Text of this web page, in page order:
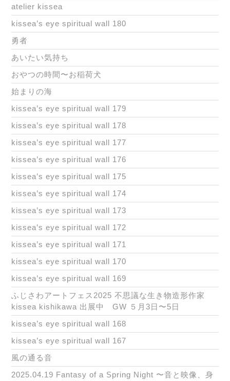
atelier kissea
kissea’s eye spiritual wall 180
勇者
あいたい気持ち
おやつの時間〜お稲荷犬
始まりの海
kissea’s eye spiritual wall 179
kissea’s eye spiritual wall 178
kissea’s eye spiritual wall 177
kissea’s eye spiritual wall 176
kissea’s eye spiritual wall 175
kissea’s eye spiritual wall 174
kissea’s eye spiritual wall 173
kissea’s eye spiritual wall 172
kissea’s eye spiritual wall 171
kissea’s eye spiritual wall 170
kissea’s eye spiritual wall 169
ふじさわアートフェス2025 不思議な生き物造形作家
kissea kishikawa 出展中 GW ５月3日〜5日
kissea’s eye spiritual wall 168
kissea’s eye spiritual wall 167
風の通る音
2025.04.19 Fantasy of a Spring Night 〜音と映像、身